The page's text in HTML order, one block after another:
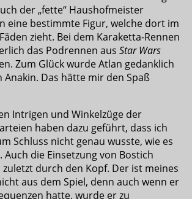
der „fette“ Haushofmeister
eine bestimmte Figur, welche dort im
zieht. Bei dem Karaketta-Rennen
das Podrennen aus Star Wars
Zum Glück wurde Atlan gedanklich
Anakin. Das hätte mir den Spaß
Intrigen und Winkelzüge der
haben dazu geführt, dass ich
Schluss nicht genau wusste, wie es
Auch die Einsetzung von Bostich
durch den Kopf. Der ist meines
aus dem Spiel, denn auch wenn er
hatte, wurde er zu